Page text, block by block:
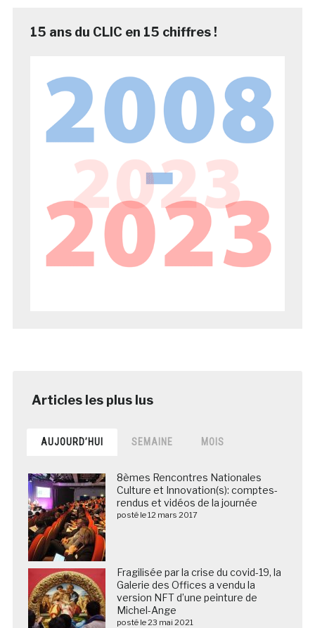
15 ans du CLIC en 15 chiffres !
AUJOURD’HUI SEMAINE MOIS
8èmes Rencontres Nationales
Culture et Innovation(s): comptes-
rendus et vidéos de la journée
posté le 12 mars 2017
Fragilisée par la crise du covid-19, la
Galerie des Offices a vendu la
version NFT d’une peinture de
Michel-Ange
posté le 23 mai 2021